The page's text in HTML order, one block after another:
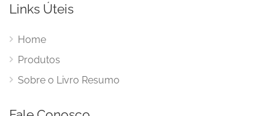
Links Úteis
Home
Produtos
Sobre o Livro Resumo